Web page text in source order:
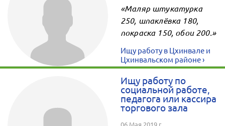
«Маляр штукатурка
250, шпаклёвка 180,
покраска 150, обои 200.»
Ищу работу в Цхинвале и
Цхинвальском районе ›
Ищу работу по
социальной работе,
педагога или кассира
торгового зала